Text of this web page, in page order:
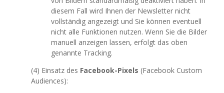
diesem Fall wird Ihnen der Newsletter nicht
vollständig angezeigt und Sie können eventuell
nicht alle Funktionen nutzen. Wenn Sie die Bilder
manuell anzeigen lassen, erfolgt das oben
genannte Tracking.
(4) Einsatz des Facebook-Pixels (Facebook Custom
Audiences):